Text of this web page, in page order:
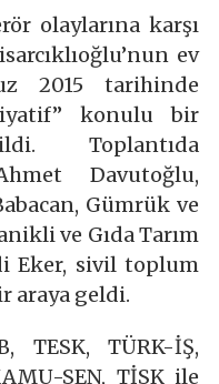
olaylarına karşı
ev
2015 tarihinde
konulu bir
Toplantıda
Davutoğlu,
Gümrük ve
ve Gıda Tarım
Eker, sivil toplum
araya geldi.
TESK, TÜRK-İŞ,
SEN, TİSK ile